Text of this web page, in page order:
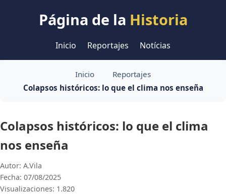
Página de la Historia
Inicio Reportajes Notícias
Inicio
Reportajes
Colapsos históricos: lo que el clima nos enseña
Colapsos históricos: lo que el clima
nos enseña
Autor: A.Vila
Fecha: 07/08/2025
Visualizaciones: 1.820